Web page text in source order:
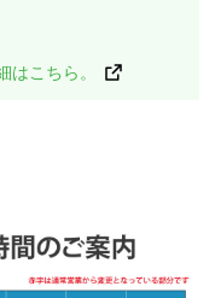
はこちら。